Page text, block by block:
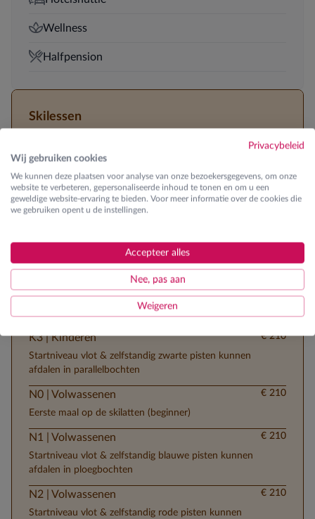
Privacybeleid
Wij gebruiken cookies
We kunnen deze plaatsen voor analyse van onze bezoekersgegevens, om onze
website te verbeteren, gepersonaliseerde inhoud te tonen en om u een
geweldige website-ervaring te bieden. Voor meer informatie over de cookies die
we gebruiken opent u de instellingen.
Accepteer alles
Nee, pas aan
Weigeren
Wellness
Halfpension
Skilessen
K0 | Kinderen
Eerste maal op de skilatten (beginner)
€ 210
Startniveau vlot & zelfstandig blauwe pisten kunnen
afdalen in ploegbochten
Startniveau vlot & zelfstandig rode pisten kunnen
afdalen in elementaire bochten
K3 | Kinderen
Startniveau vlot & zelfstandig zwarte pisten kunnen
afdalen in parallelbochten
€ 210
N0 | Volwassenen
Eerste maal op de skilatten (beginner)
€ 210
N1 | Volwassenen
Startniveau vlot & zelfstandig blauwe pisten kunnen
afdalen in ploegbochten
€ 210
N2 | Volwassenen
Startniveau vlot & zelfstandig rode pisten kunnen
€ 210